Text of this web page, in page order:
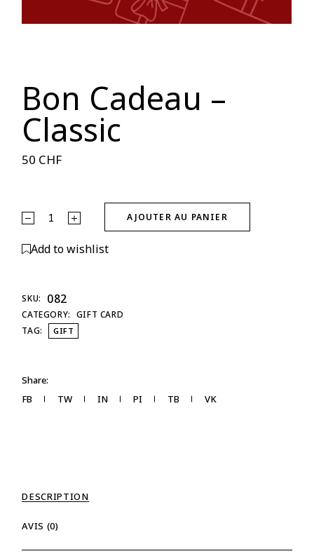
Bon Cadeau –
Classic
50 CHF
AJOUTER AU PANIER
Alternative:
Add to wishlist
SKU: 082
CATEGORY: GIFT CARD
TAG:
GIFT
Share:
FB
TW IN PI TB VK
DESCRIPTION
AVIS (0)